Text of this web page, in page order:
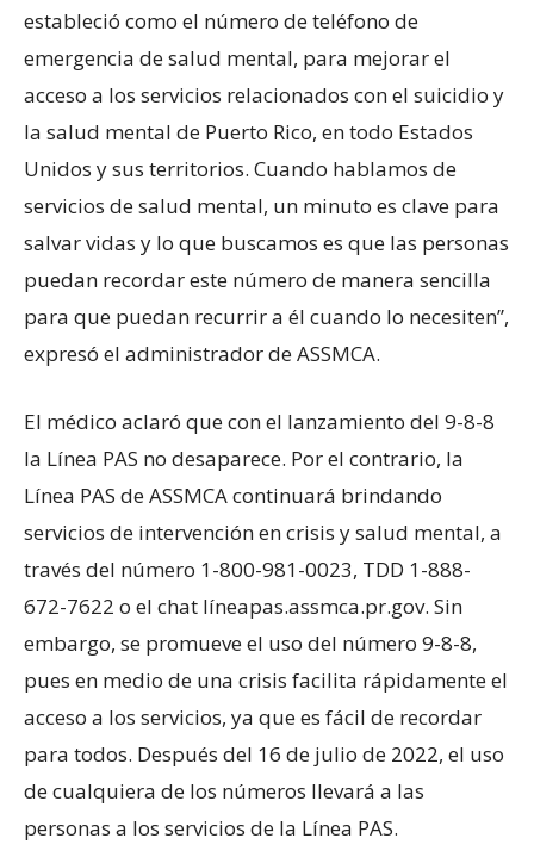
estableció como el número de teléfono de
emergencia de salud mental, para mejorar el
acceso a los servicios relacionados con el suicidio y
la salud mental de Puerto Rico, en todo Estados
Unidos y sus territorios. Cuando hablamos de
servicios de salud mental, un minuto es clave para
salvar vidas y lo que buscamos es que las personas
puedan recordar este número de manera sencilla
para que puedan recurrir a él cuando lo necesiten”,
expresó el administrador de ASSMCA.
El médico aclaró que con el lanzamiento del 9-8-8
la Línea PAS no desaparece. Por el contrario, la
Línea PAS de ASSMCA continuará brindando
servicios de intervención en crisis y salud mental, a
través del número 1-800-981-0023, TDD 1-888-
672-7622 o el chat líneapas.assmca.pr.gov. Sin
embargo, se promueve el uso del número 9-8-8,
pues en medio de una crisis facilita rápidamente el
acceso a los servicios, ya que es fácil de recordar
para todos. Después del 16 de julio de 2022, el uso
de cualquiera de los números llevará a las
personas a los servicios de la Línea PAS.